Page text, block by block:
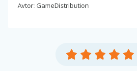
Avtor: GameDistribution